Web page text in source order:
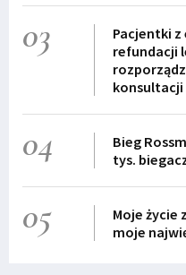
03
Pacjentki
refundacji
konsultacji
04
Bieg
tys.
05
Moje życie
moje